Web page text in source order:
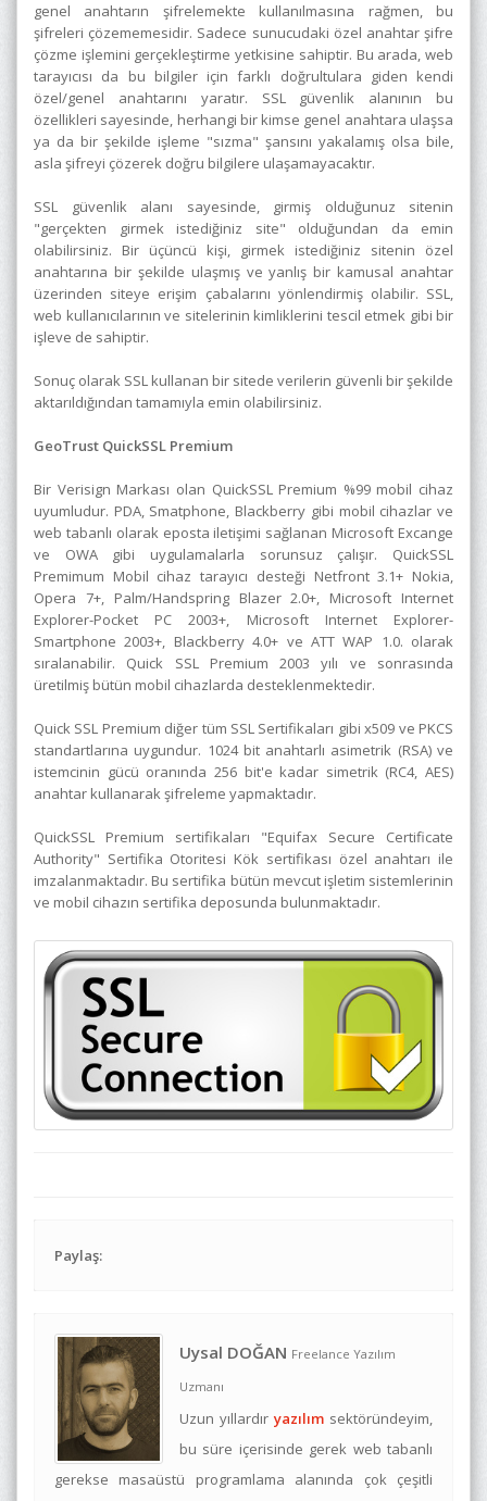
genel anahtarın şifrelemekte kullanılmasına rağmen, bu
şifreleri çözememesidir. Sadece sunucudaki özel anahtar şifre
çözme işlemini gerçekleştirme yetkisine sahiptir. Bu arada, web
tarayıcısı da bu bilgiler için farklı doğrultulara giden kendi
özel/genel anahtarını yaratır. SSL güvenlik alanının bu
özellikleri sayesinde, herhangi bir kimse genel anahtara ulaşsa
ya da bir şekilde işleme "sızma" şansını yakalamış olsa bile,
asla şifreyi çözerek doğru bilgilere ulaşamayacaktır.
SSL güvenlik alanı sayesinde, girmiş olduğunuz sitenin
"gerçekten girmek istediğiniz site" olduğundan da emin
olabilirsiniz. Bir üçüncü kişi, girmek istediğiniz sitenin özel
anahtarına bir şekilde ulaşmış ve yanlış bir kamusal anahtar
üzerinden siteye erişim çabalarını yönlendirmiş olabilir. SSL,
web kullanıcılarının ve sitelerinin kimliklerini tescil etmek gibi bir
işleve de sahiptir.
Sonuç olarak SSL kullanan bir sitede verilerin güvenli bir şekilde
aktarıldığından tamamıyla emin olabilirsiniz.
GeoTrust QuickSSL Premium
Bir Verisign Markası olan QuickSSL Premium %99 mobil cihaz
uyumludur. PDA, Smatphone, Blackberry gibi mobil cihazlar ve
web tabanlı olarak eposta iletişimi sağlanan Microsoft Excange
ve OWA gibi uygulamalarla sorunsuz çalışır. QuickSSL
Premimum Mobil cihaz tarayıcı desteği Netfront 3.1+ Nokia,
Opera 7+, Palm/Handspring Blazer 2.0+, Microsoft Internet
Explorer-Pocket PC 2003+, Microsoft Internet Explorer-
Smartphone 2003+, Blackberry 4.0+ ve ATT WAP 1.0. olarak
sıralanabilir. Quick SSL Premium 2003 yılı ve sonrasında
üretilmiş bütün mobil cihazlarda desteklenmektedir.
Quick SSL Premium diğer tüm SSL Sertifikaları gibi x509 ve PKCS
standartlarına uygundur. 1024 bit anahtarlı asimetrik (RSA) ve
istemcinin gücü oranında 256 bit'e kadar simetrik (RC4, AES)
anahtar kullanarak şifreleme yapmaktadır.
QuickSSL Premium sertifikaları "Equifax Secure Certificate
Authority" Sertifika Otoritesi Kök sertifikası özel anahtarı ile
imzalanmaktadır. Bu sertifika bütün mevcut işletim sistemlerinin
ve mobil cihazın sertifika deposunda bulunmaktadır.
Paylaş:
Uysal DOĞAN Freelance Yazılım
Uzmanı
Uzun yıllardır yazılım sektöründeyim,
bu süre içerisinde gerek web tabanlı
gerekse masaüstü programlama alanında çok çeşitli